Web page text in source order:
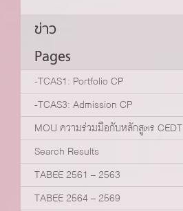
ข่าว
Pages
-TCAS1: Portfolio CP
-TCAS3: Admission CP
MOU ความร่วมมือกับหลักสูตร CEDT
Search Results
TABEE 2561 – 2563
TABEE 2564 – 2569